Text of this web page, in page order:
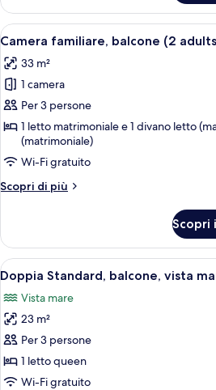
Standard,
balcone
Apri
tutte
le
foto
per
Camera
familiare,
balcone
(2
adults
1
child)
Una
4
Camera familiare, balcone (2
33 m²
1 camera
Per 3 persone
1 letto matrimoniale e 1 divano letto
(matrimoniale)
Wi-Fi gratuito
Scopri di più
Altri
familiare,
balcone
(2
adults
+
Scopri
Apri
tutte
le
foto
per
Doppia
Standard,
Una
5
Doppia Standard, balcone, vista
Vista mare
23 m²
Per 3 persone
1 letto queen
Wi-Fi gratuito